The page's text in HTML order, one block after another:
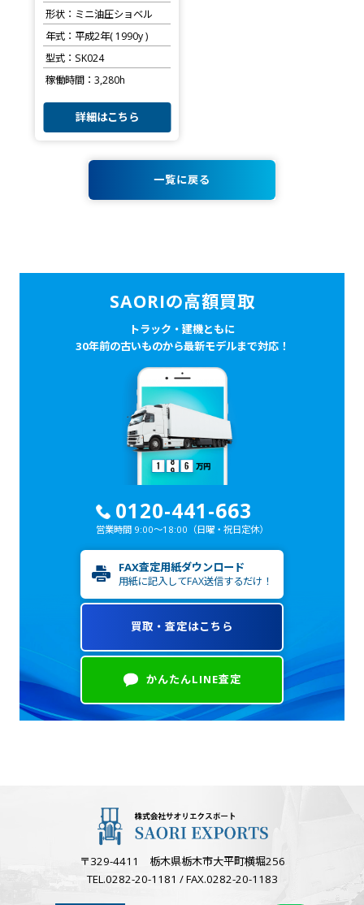
形状
ミニ油圧ショベル
年式
平成2年( 1990y )
型式
SK024
稼働時間
3,280h
詳細はこちら
一覧に戻る
SAORIの高額買取
トラック・建機ともに
30年前の古いものから最新モデルまで対応！
0120-441-663
営業時間 9:00～18:00 （日曜・祝日定休）
FAX査定用紙ダウンロード
用紙に記入してFAX送信するだけ！
買取・査定はこちら
かんたんLINE査定
〒329-4411 栃木県栃木市大平町横堀256
TEL.0282-20-1181 / FAX.0282-20-1183